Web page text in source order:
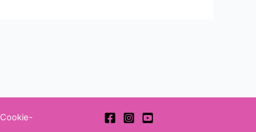
Cookie-